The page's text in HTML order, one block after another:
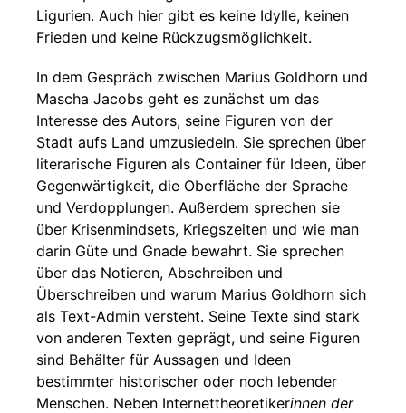
Ligurien. Auch hier gibt es keine Idylle, keinen
Frieden und keine Rückzugsmöglichkeit.
In dem Gespräch zwischen Marius Goldhorn und
Mascha Jacobs geht es zunächst um das
Interesse des Autors, seine Figuren von der
Stadt aufs Land umzusiedeln. Sie sprechen über
literarische Figuren als Container für Ideen, über
Gegenwärtigkeit, die Oberfläche der Sprache
und Verdopplungen. Außerdem sprechen sie
über Krisenmindsets, Kriegszeiten und wie man
darin Güte und Gnade bewahrt. Sie sprechen
über das Notieren, Abschreiben und
Überschreiben und warum Marius Goldhorn sich
als Text-Admin versteht. Seine Texte sind stark
von anderen Texten geprägt, und seine Figuren
sind Behälter für Aussagen und Ideen
bestimmter historischer oder noch lebender
Menschen. Neben Internettheoretikerinnen der